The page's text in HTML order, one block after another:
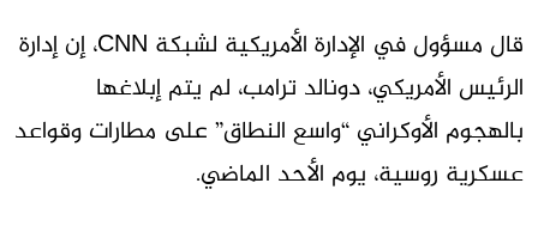
قال مسؤول في الإدارة الأمريكية لشبكة CNN، إن إدارة
الرئيس الأمريكي، دونالد ترامب، لم يتم إبلاغها
بالهجوم الأوكراني “واسع النطاق” على مطارات وقواعد
عسكرية روسية، يوم الأحد الماضي.